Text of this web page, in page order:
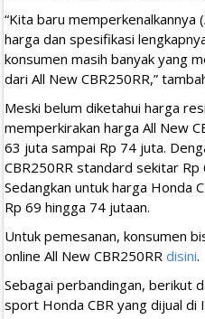
“Kita baru memperkenalkannya
harga dan spesifikasi
konsumen masih banyak yang
dari All New CBR250RR,”
Meski belum diketahui harga
memperkirakan harga All New
63 juta sampai Rp 74 juta.
CBR250RR standard sekitar Rp
Sedangkan untuk harga Honda
Rp 69 hingga 74 jutaan.
Untuk pemesanan, konsumen
online All New CBR250RR disini.
Sebagai perbandingan, berikut
sport Honda CBR yang dijual di